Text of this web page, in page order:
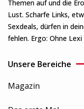
Themen auf und die
Lust. Scharfe Links,
Sexdeals, dürfen in
fehlen. Ergo: Ohne Lexi
Unsere Bereiche
Magazin